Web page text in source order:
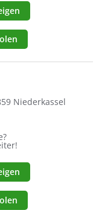
Niederkassel